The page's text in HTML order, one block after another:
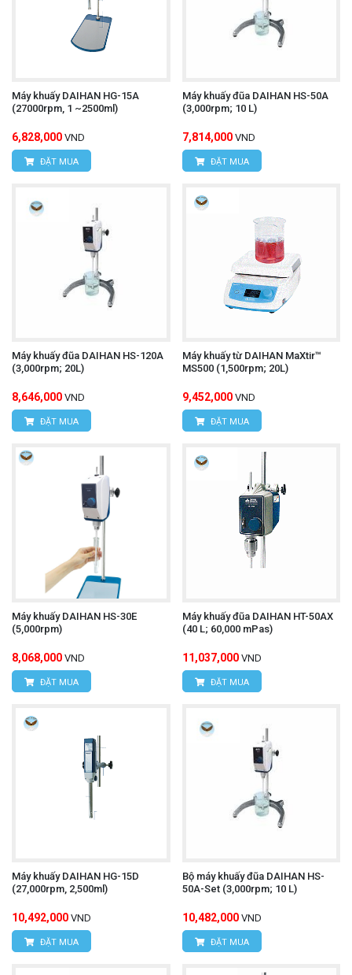
VPDG:Số 20D, ngõ 16/28 Đỗ Xuân Hợp, P.Mỹ
Đình 1, Q.Nam Từ Liêm, TP.Hà Nội
Email:vantien2307@gmail.com
Website:
www.hungnguyentech.vn
HÙNG NGUYÊN TECH - TP HỒ CHÍ MINH
Địa chỉ:D7/6B đường Dương Đình Cúc, Xã Tân
Kiên, Huyện Bình Chánh, Tp.Hồ Chí Minh.
Hotline: 0934.616.395
vantien2307@gmail.com
Tham khảo thêm: Ampe kìm UNI-T UT208B
Máy khuấy DAIHAN HG-15A
(27000rpm, 1 ~2500ml)
6,828,000 VND
ĐẶT MUA
Máy khuấy đũa DAIHAN HS-50A
(3,000rpm; 10 L)
7,814,000 VND
ĐẶT MUA
Máy khuấy đũa DAIHAN HS-120A
(3,000rpm; 20L)
8,646,000 VND
ĐẶT MUA
Máy khuấy từ DAIHAN MaXtir™
MS500 (1,500rpm; 20L)
9,452,000 VND
ĐẶT MUA
Máy khuấy DAIHAN HS-30E
(5,000rpm)
8,068,000 VND
ĐẶT MUA
Máy khuấy đũa DAIHAN HT-50AX
(40 L; 60,000 mPas)
11,037,000 VND
ĐẶT MUA
Máy khuấy DAIHAN HG-15D
(27,000rpm, 2,500ml)
10,492,000 VND
ĐẶT MUA
Bộ máy khuấy đũa DAIHAN HS-
50A-Set (3,000rpm; 10 L)
10,482,000 VND
ĐẶT MUA